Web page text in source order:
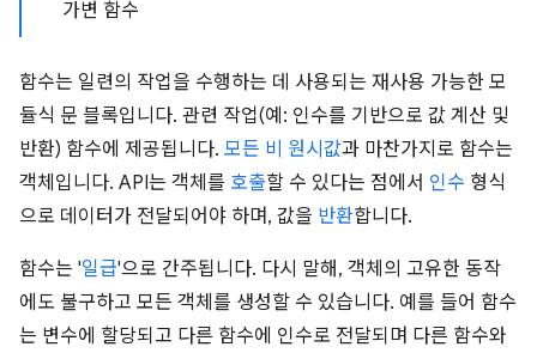
가변 함수
함수는 일련의 작업을 수행하는 데 사용되는 재사용 가능한 모
듈식 문 블록입니다. 관련 작업(예: 인수를 기반으로 값 계산 및
반환) 함수에 제공됩니다. 모든 비 원시값과 마찬가지로 함수는
객체입니다. API는 객체를 호출할 수 있다는 점에서 인수 형식
으로 데이터가 전달되어야 하며, 값을 반환합니다.
함수는 '일급'으로 간주됩니다. 다시 말해, 객체의 고유한 동작
에도 불구하고 모든 객체를 생성할 수 있습니다. 예를 들어 함수
는 변수에 할당되고 다른 함수에 인수로 전달되며 다른 함수와